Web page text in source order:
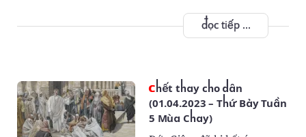
đọc tiếp ...
Chết thay cho dân
(01.04.2023 – Thứ Bảy Tuần
5 Mùa Chay)